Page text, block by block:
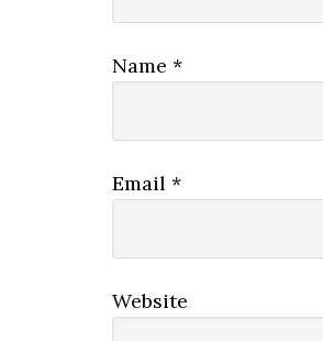
Name *
Email *
Website